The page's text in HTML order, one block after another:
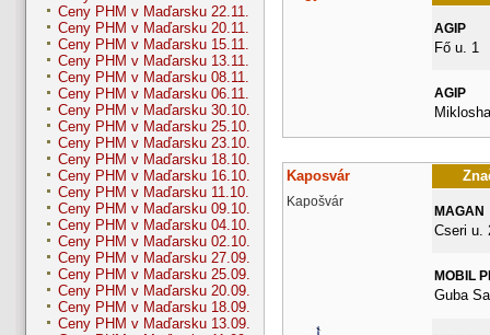
Ceny PHM v Maďarsku 22.11.
Ceny PHM v Maďarsku 20.11.
Ceny PHM v Maďarsku 15.11.
Ceny PHM v Maďarsku 13.11.
Ceny PHM v Maďarsku 08.11.
Ceny PHM v Maďarsku 06.11.
Ceny PHM v Maďarsku 30.10.
Ceny PHM v Maďarsku 25.10.
Ceny PHM v Maďarsku 23.10.
Ceny PHM v Maďarsku 18.10.
Ceny PHM v Maďarsku 16.10.
Ceny PHM v Maďarsku 11.10.
Ceny PHM v Maďarsku 09.10.
Ceny PHM v Maďarsku 04.10.
Ceny PHM v Maďarsku 02.10.
Ceny PHM v Maďarsku 27.09.
Ceny PHM v Maďarsku 25.09.
Ceny PHM v Maďarsku 20.09.
Ceny PHM v Maďarsku 18.09.
Ceny PHM v Maďarsku 13.09.
AGIP
Fő u. 1
AGIP
Kaposvár
Kapošvár
MAGAN
Cseri u.
MOBIL
Guba